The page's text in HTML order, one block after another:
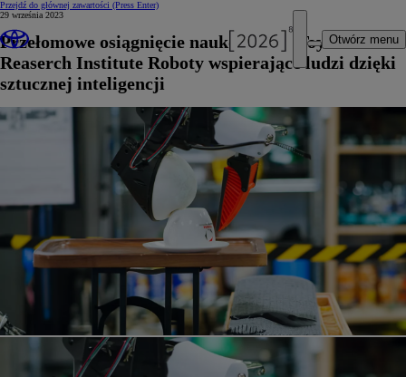
Przejdź do głównej zawartości (Press Enter)
Otwórz menu
29 września 2023
Przełomowe osiągnięcie naukowców z Toyota
Reaserch Institute Roboty wspierające ludzi dzięki
sztucznej inteligencji